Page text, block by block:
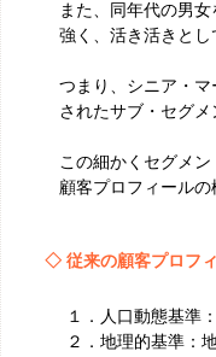
また、同年代の男
強く、活き活きと
つまり、シニア・
されたサブ・セグ
この細かくセグメ
顧客プロフィール
◇ 従来の顧客プロフ
１．人口動態基準
２．地理的基準：